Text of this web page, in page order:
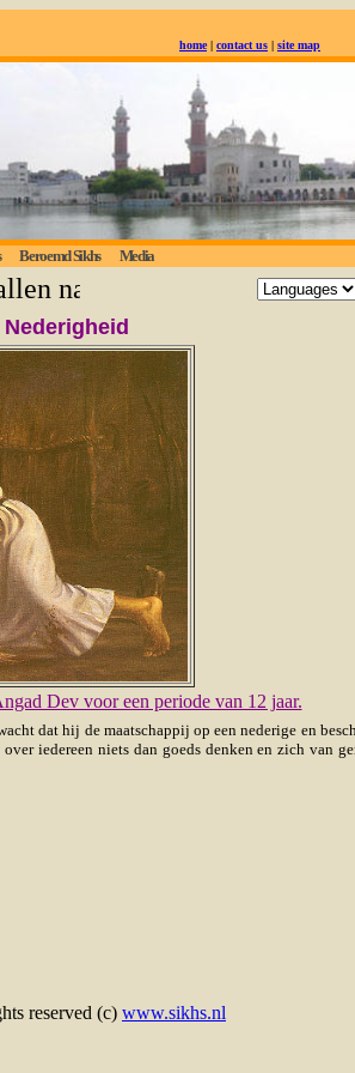
home| contact us | site map
Beroemd Sikhs Media
naar de eeuwige
Dev voor een periode van 12 jaar.
dat hij de maatschappij op een nederige en
iedereen niets dan goeds denken en zich van
reserved (c) www.sikhs.nl